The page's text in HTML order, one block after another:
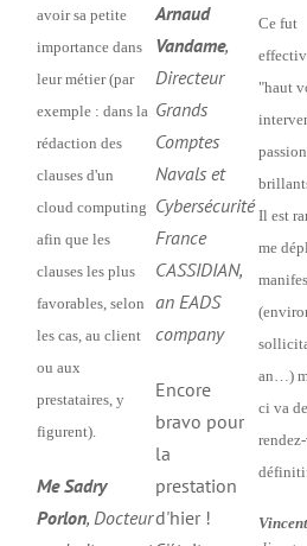
avoir sa petite
importance dans
leur métier (par
exemple : dans la
rédaction des
clauses d'un
cloud computing
afin que les
clauses les plus
favorables, selon
les cas, au client
ou aux
prestataires, y
figurent).
Me Sadry
Porlon, Docteur
Arnaud
Vandame,
Directeur
Grands
Comptes
Navals et
Cybersécurité
France
CASSIDIAN,
an EADS
company
Encore
bravo pour
la
prestation
d'hier !
Ce fut
"haut
Il est
me
an…)
ci va